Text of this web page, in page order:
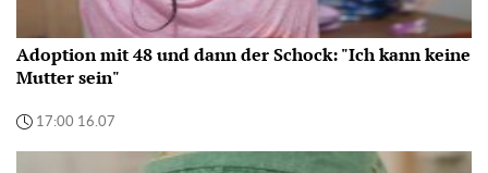
Adoption mit 48 und dann der Schock: "Ich kann keine
Mutter sein"
17:00 16.07